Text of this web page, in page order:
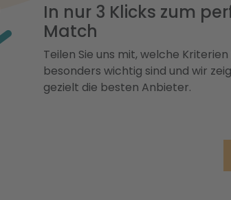
In nur 3 Klicks zum
Match
Teilen Sie uns mit, welche Kriterien
besonders wichtig sind und wir
gezielt die besten Anbieter.